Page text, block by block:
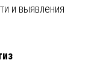
и выявления